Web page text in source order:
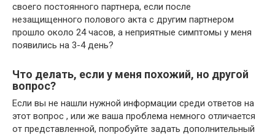
своего постоянного партнера, если после
незащищенного полового акта с другим партнером
прошло около 24 часов, а неприятные симптомы у меня
появились на 3-4 день?
Что делать, если у меня похожий, но другой
вопрос?
Если вы не нашли нужной информации среди ответов на
этот вопрос , или же ваша проблема немного отличается
от представленной, попробуйте задать дополнительный